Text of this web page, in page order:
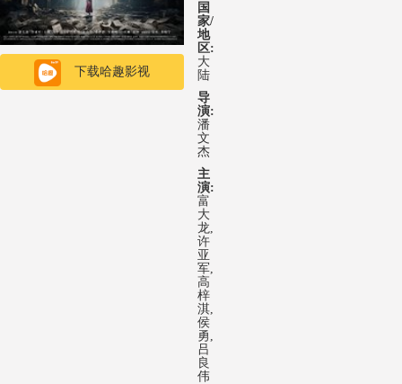
下载哈趣影视
国
家/
地
区:
大
陆
导
演:
潘
文
杰
主
演:
富
大
龙,
许
亚
军,
高
梓
淇,
侯
勇,
吕
良
伟